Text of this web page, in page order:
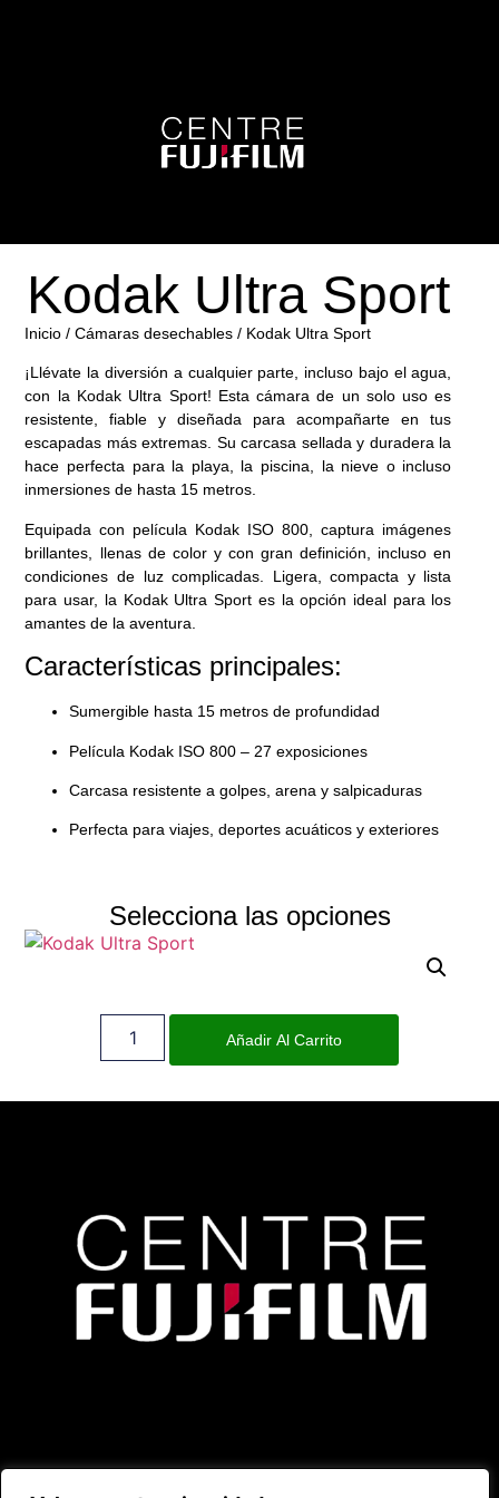
Kodak Ultra Sport
Inicio /Cámaras desechables / Kodak Ultra Sport
¡Llévate la diversión a cualquier parte, incluso bajo el agua,
con la Kodak Ultra Sport! Esta cámara de un solo uso es
resistente, fiable y diseñada para acompañarte en tus
escapadas más extremas. Su carcasa sellada y duradera la
hace perfecta para la playa, la piscina, la nieve o incluso
inmersiones de hasta 15 metros.
Equipada con película Kodak ISO 800, captura imágenes
brillantes, llenas de color y con gran definición, incluso en
condiciones de luz complicadas. Ligera, compacta y lista
para usar, la Kodak Ultra Sport es la opción ideal para los
amantes de la aventura.
Características principales:
Sumergible hasta 15 metros de profundidad
Película Kodak ISO 800 – 27 exposiciones
Carcasa resistente a golpes, arena y salpicaduras
Perfecta para viajes, deportes acuáticos y exteriores
Selecciona las opciones
Añadir Al Carrito